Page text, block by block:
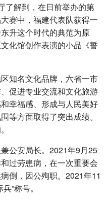
了解到，在日前举办的第
赛中，福建代表队获得一
升这个时代的典范为原
化馆创作表演的小品《誓
知名文化品牌，六省一市
促进专业交流和文化旅游
幸福感、形成与人民美好
等方面取得了突出成绩。
公安局长。2021年9月25
过劳患病，在一次重要会
倒，因公殉职。2021年11
”称号。